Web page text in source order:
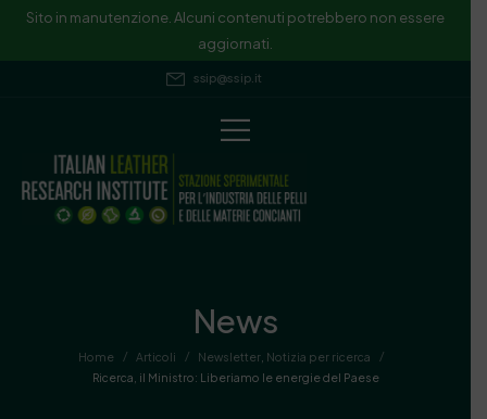
Sito in manutenzione. Alcuni contenuti potrebbero non essere
aggiornati.
ssip@ssip.it
News
Home / Articoli / Newsletter Notizia per ricerca
/
Ricerca, il Ministro: Liberiamo le energie del Paese